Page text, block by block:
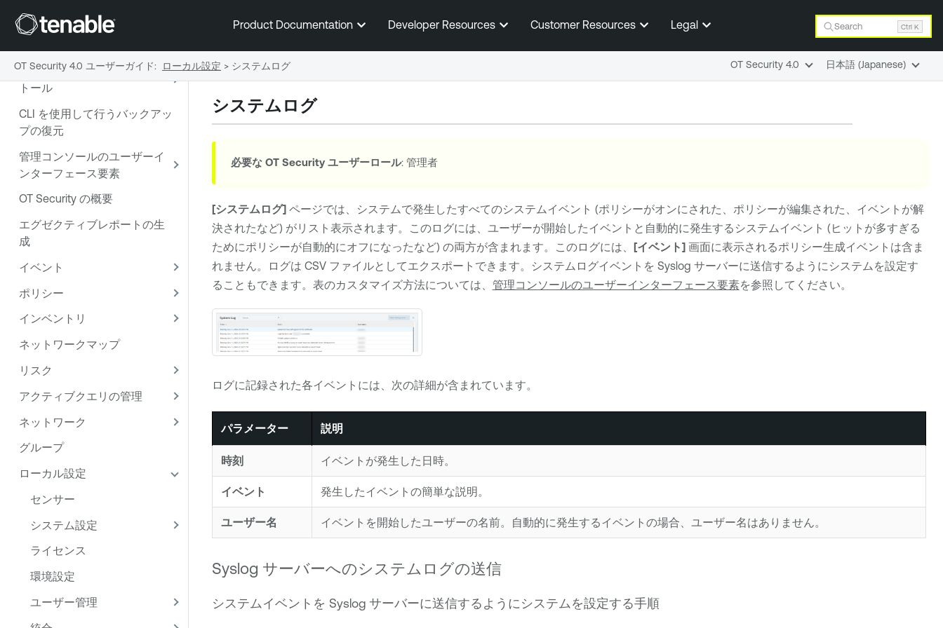
メインコンテンツに移動する
Product Documentation Developer Resources Customer Resources Legal Search Ctrl K
そ
OT Security センサーのインス
トール
CLI を使用して行うバックアッ
プの復元
管理コンソールのユーザーイ
ンターフェース要素
OT Security の概要
エグゼクティブレポートの生
成
イベント
ポリシー
インベントリ
ネットワークマップ
リスク
アクティブクエリの管理
ネットワーク
グループ
ローカル設定
センサー
システム設定
ライセンス
環境設定
ユーザー管理
システムログ
必要なOT Security ユーザーロール: 管理者
[システムログ] ページでは、システムで発生したすべてのシステムイベント (ポリシーがオンにされた、ポリシーが編集された、イベントが解
決されたなど) がリスト表示されます。このログには、ユーザーが開始したイベントと自動的に発生するシステムイベント (ヒットが多すぎる
ためにポリシーが自動的にオフになったなど) の両方が含まれます。このログには、
[イベント] 画面に表示されるポリシー生成イベントは含ま
れません。ログは CSV ファイルとしてエクスポートできます。システムログイベントを Syslog サーバーに送信するようにシステムを設定す
ることもできます。表のカスタマイズ方法については、 管理コンソールのユーザーインターフェース要素を参照してください。
ログに記録された各イベントには、次の詳細が含まれています。
パラメーター 説明
時刻 イベントが発生した日時。
イベント 発生したイベントの簡単な説明。
ユーザー名 イベントを開始したユーザーの名前。自動的に発生するイベントの場合、ユーザー名はありません。
Syslog サーバーへのシステムログの送信
システムイベントを Syslog サーバーに送信するようにシステムを設定する手順
OT Security 4.0 ユーザーガイド: ローカル設定 > システムログ OT Security 4.0 日本語 (Japanese)